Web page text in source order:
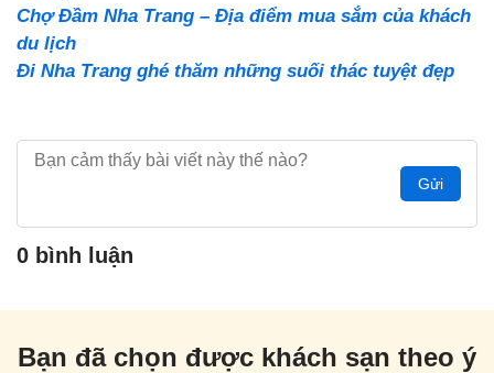
Chợ Đầm Nha Trang – Địa điểm mua sắm của khách
du lịch
Đi Nha Trang ghé thăm những suối thác tuyệt đẹp
Gửi
0 bình luận
Bạn đã chọn được khách sạn theo ý